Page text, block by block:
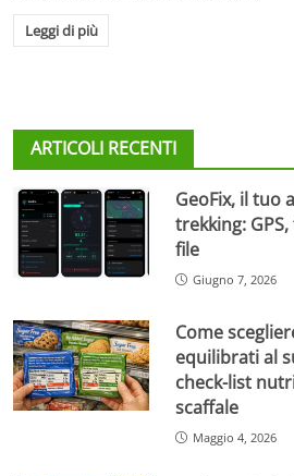
Leggi di più
ARTICOLI RECENTI
GeoFix, il tuo
trekking:
file
Giugno 7, 2026
Come
equilibrati al
check-list
scaffale
Maggio 4, 2026